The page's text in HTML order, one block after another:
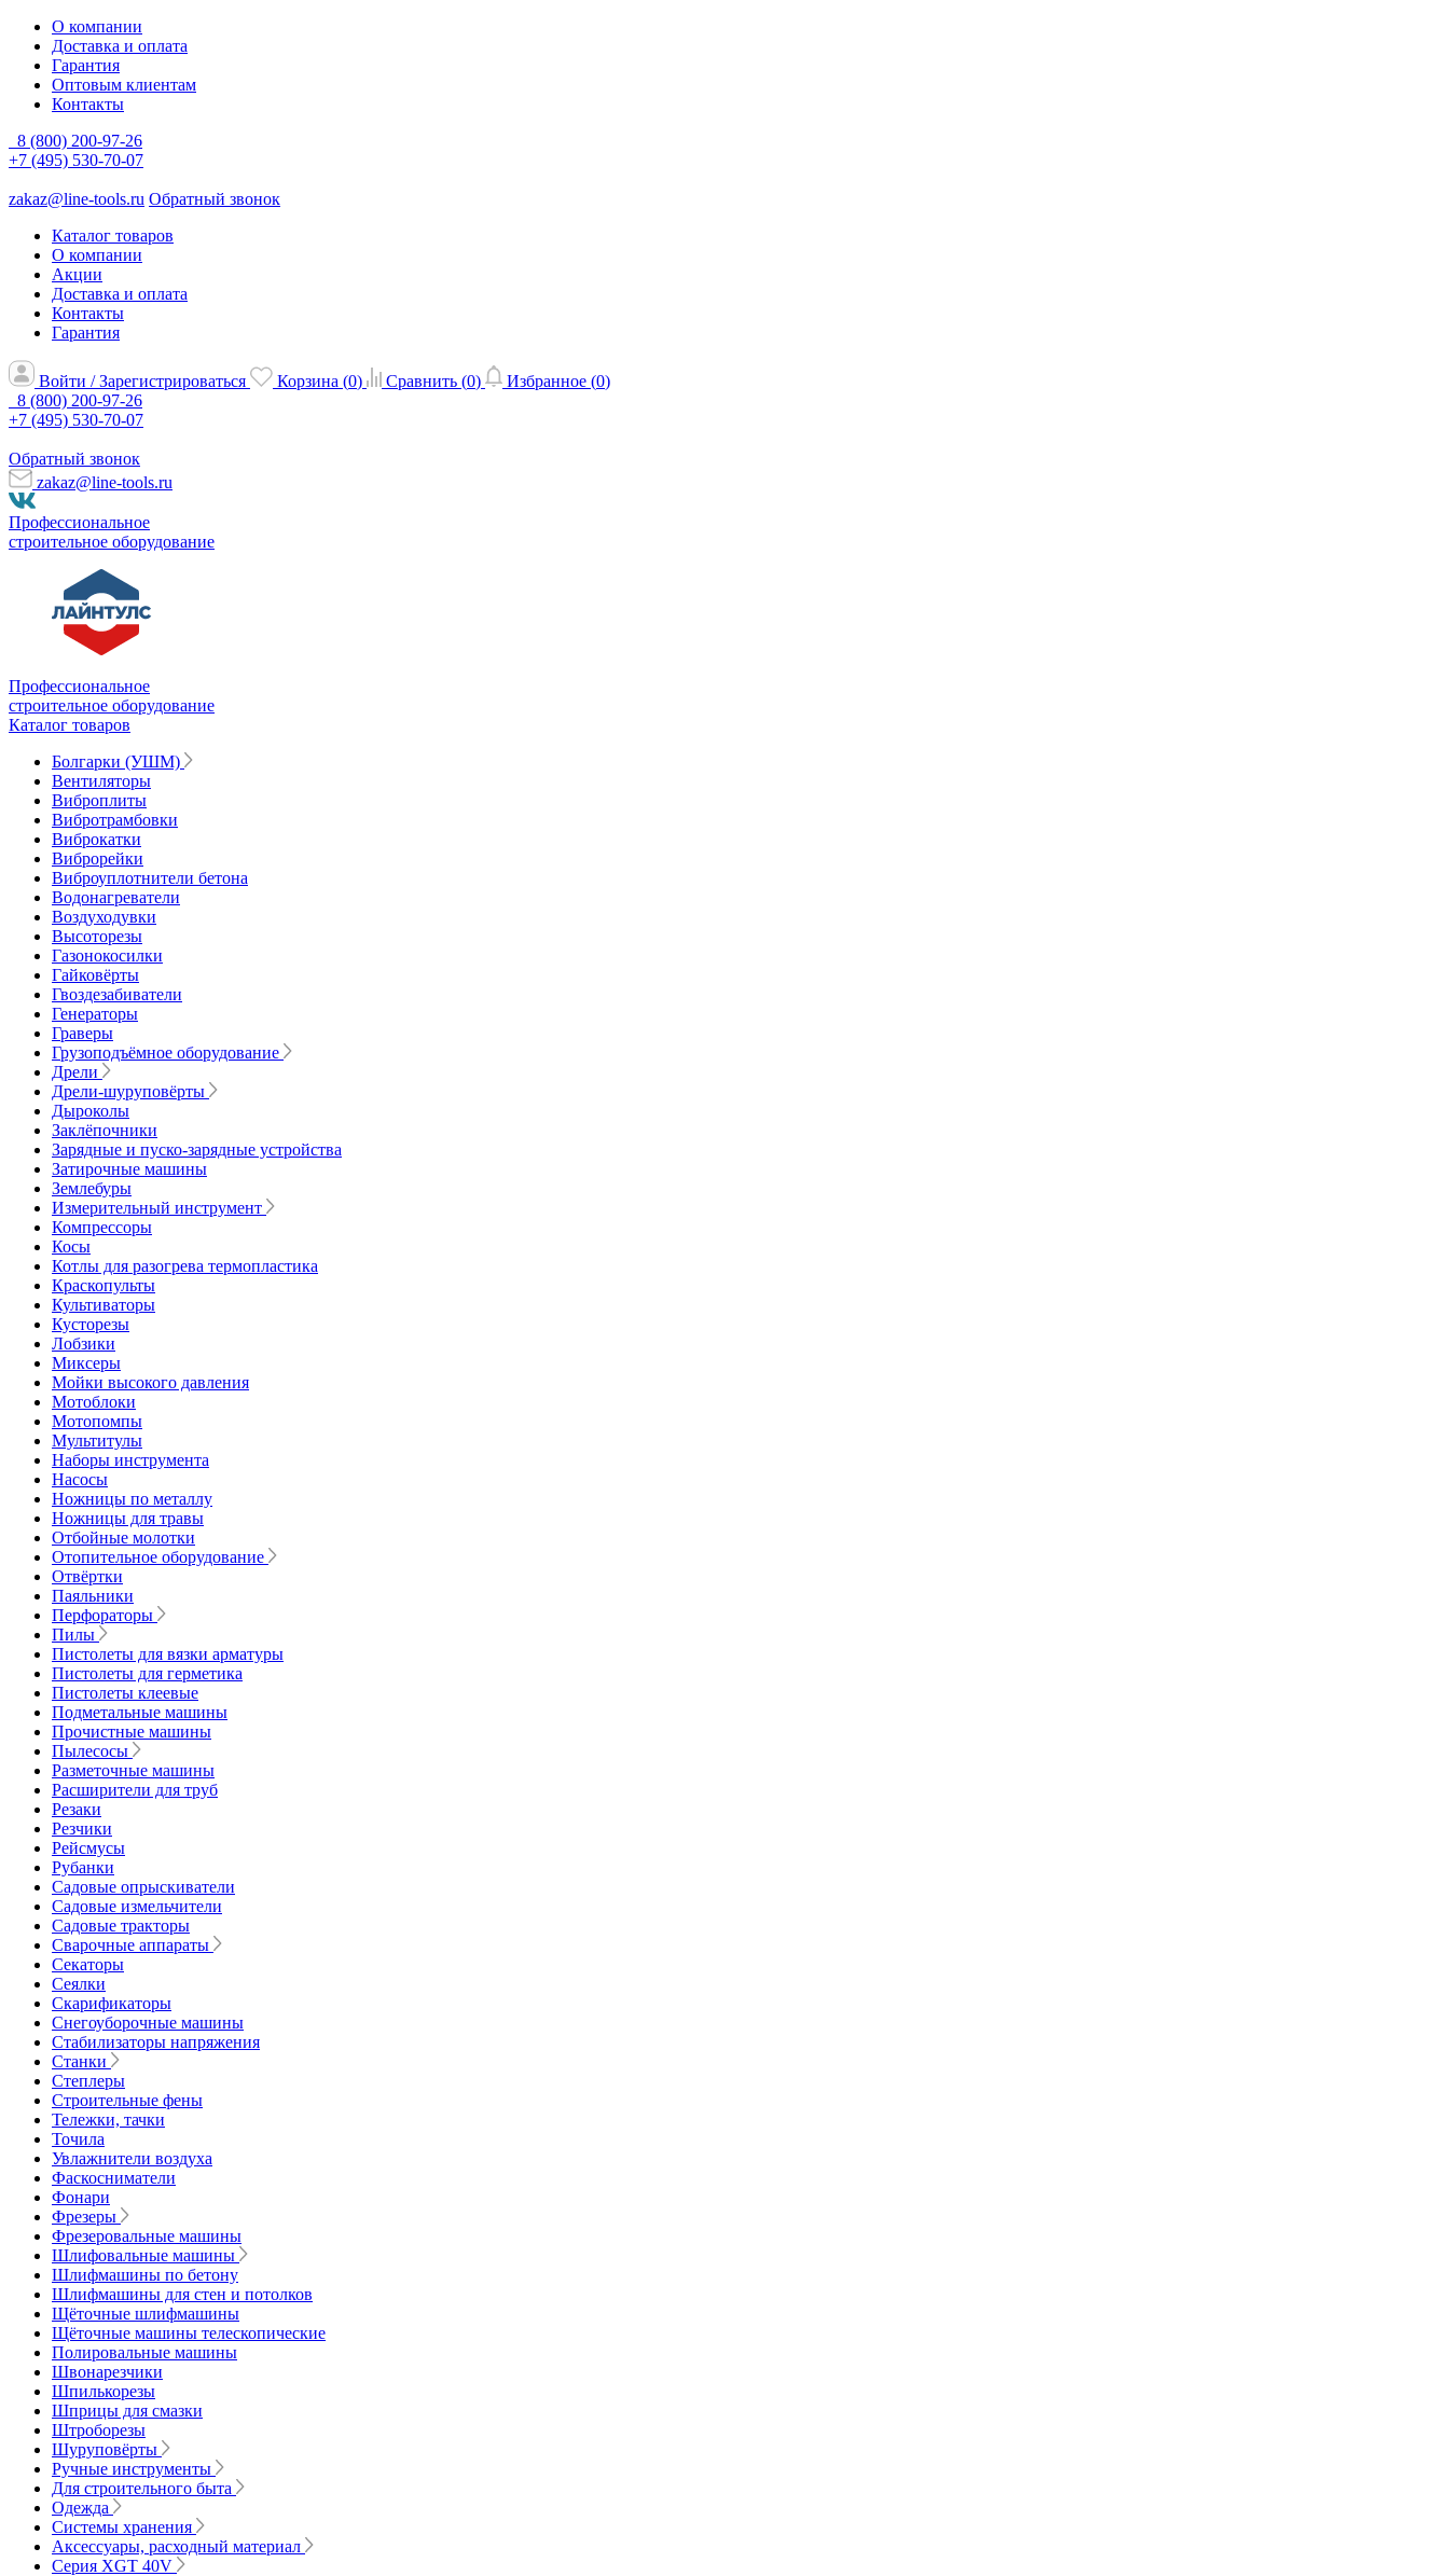
О компании
Доставка и оплата
Гарантия
Оптовым клиентам
Контакты
8 (800) 200-97-26
+7 (495) 530-70-07
zakaz@line-tools.ru Обратный звонок
Каталог товаров
О компании
Акции
Доставка и оплата
Контакты
Гарантия
Войти / Зарегистрироваться Корзина (0) Сравнить (0) Избранное (0)
8 (800) 200-97-26
+7 (495) 530-70-07
Обратный звонок
zakaz@line-tools.ru
Профессиональное
строительное оборудование
Профессиональное
строительное оборудование
Каталог товаров
Болгарки (УШМ)
Вентиляторы
Виброплиты
Вибротрамбовки
Виброкатки
Виброрейки
Виброуплотнители бетона
Водонагреватели
Воздуходувки
Высоторезы
Газонокосилки
Гайковёрты
Гвоздезабиватели
Генераторы
Граверы
Грузоподъёмное оборудование
Дрели
Дрели-шуруповёрты
Дыроколы
Заклёпочники
Зарядные и пуско-зарядные устройства
Затирочные машины
Землебуры
Измерительный инструмент
Компрессоры
Косы
Котлы для разогрева термопластика
Краскопульты
Культиваторы
Кусторезы
Лобзики
Миксеры
Мойки высокого давления
Мотоблоки
Мотопомпы
Мультитулы
Наборы инструмента
Насосы
Ножницы по металлу
Ножницы для травы
Отбойные молотки
Отопительное оборудование
Отвёртки
Паяльники
Перфораторы
Пилы
Пистолеты для вязки арматуры
Пистолеты для герметика
Пистолеты клеевые
Подметальные машины
Прочистные машины
Пылесосы
Разметочные машины
Расширители для труб
Резаки
Резчики
Рейсмусы
Рубанки
Садовые опрыскиватели
Садовые измельчители
Садовые тракторы
Сварочные аппараты
Секаторы
Сеялки
Скарификаторы
Снегоуборочные машины
Стабилизаторы напряжения
Станки
Степлеры
Строительные фены
Тележки, тачки
Точила
Увлажнители воздуха
Фаскосниматели
Фонари
Фрезеры
Фрезеровальные машины
Шлифовальные машины
Шлифмашины по бетону
Шлифмашины для стен и потолков
Щёточные шлифмашины
Щёточные машины телескопические
Полировальные машины
Швонарезчики
Шпилькорезы
Шприцы для смазки
Штроборезы
Шуруповёрты
Ручные инструменты
Для строительного быта
Одежда
Системы хранения
Аксессуары, расходный материал
Серия XGT 40V